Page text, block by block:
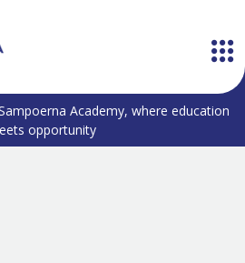
Academy, where education
opportunity